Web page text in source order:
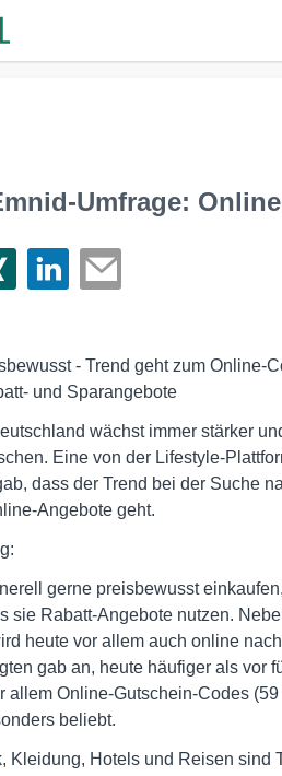
Umfrage:
- Trend geht zum Online-
und Sparangebote
wächst immer stärker
Eine von der Lifestyle-
dass der Trend bei der Suche
Angebote geht.
gerne preisbewusst
sie Rabatt-Angebote nutzen.
heute vor allem auch online
gab an, heute häufiger als vor
allem Online-Gutschein-Codes
beliebt.
Kleidung, Hotels und Reisen sind